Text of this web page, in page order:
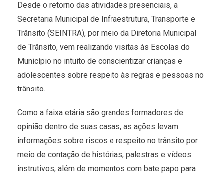
Desde o retorno das atividades presenciais, a
Secretaria Municipal de Infraestrutura, Transporte e
Trânsito (SEINTRA), por meio da Diretoria Municipal
de Trânsito, vem realizando visitas às Escolas do
Município no intuito de conscientizar crianças e
adolescentes sobre respeito às regras e pessoas no
trânsito.
Como a faixa etária são grandes formadores de
opinião dentro de suas casas, as ações levam
informações sobre riscos e respeito no trânsito por
meio de contação de histórias, palestras e vídeos
instrutivos, além de momentos com bate papo para